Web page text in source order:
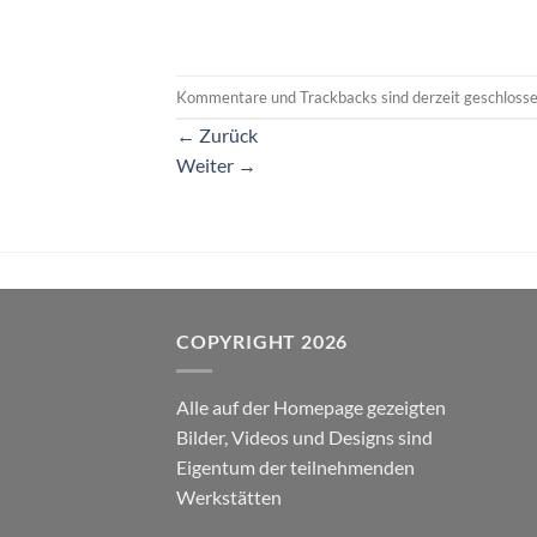
Kommentare und Trackbacks sind derzeit
← Zurück
Weiter →
COPYRIGHT 2026
Alle auf der Homepage gezeigten
Bilder, Videos und Designs sind
Eigentum der teilnehmenden
Werkstätten